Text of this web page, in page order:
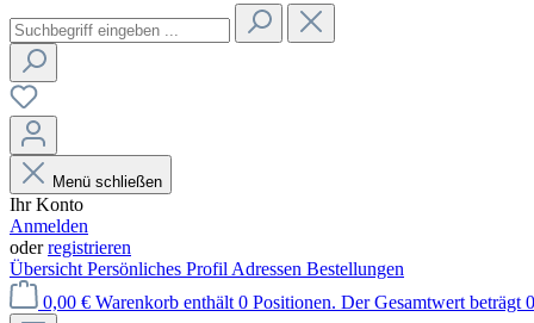
Menü schließen
Ihr Konto
Anmelden
oderregistrieren
ÜbersichtPersönliches ProfilAdressen Bestellungen
0,00 € Warenkorb enthält 0 Positionen. Der Gesamtwert beträgt